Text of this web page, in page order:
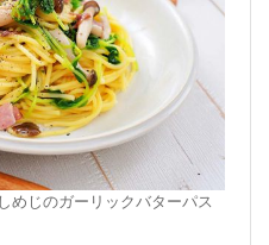
めじのガーリックバターパス